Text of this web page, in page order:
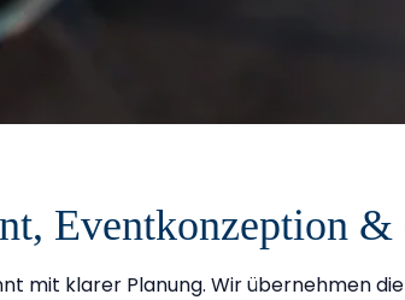
Eventkonzeption &
mit klarer Planung. Wir übernehmen